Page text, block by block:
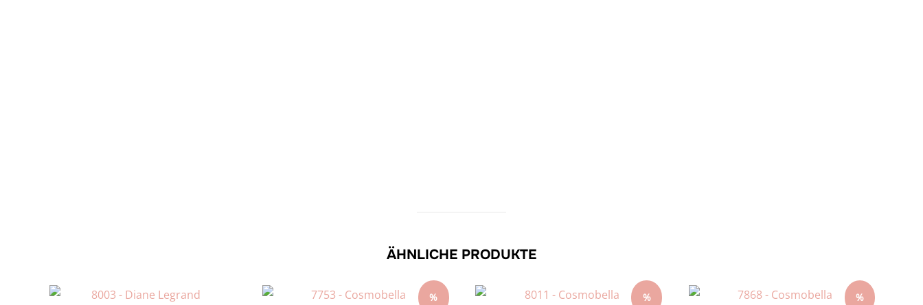
ÄHNLICHE PRODUKTE
% % %